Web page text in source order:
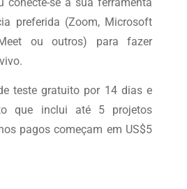
preferida (Zoom, Microsoft
ou outros) para fazer
teste gratuito por 14 dias e
que inclui até 5 projetos
pagos começam em US$5